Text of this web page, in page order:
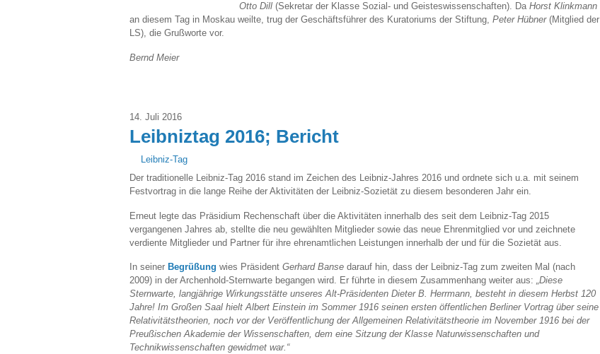
Otto Dill (Sekretar der Klasse Sozial- und Geisteswissenschaften). Da Horst Klinkmann
an diesem Tag in Moskau weilte, trug der Geschäftsführer des Kuratoriums der Stiftung, Peter Hübner(Mitglied der
LS), die Grußworte vor.
Bernd Meier
14. Juli 2016
Leibniztag 2016; Bericht
Leibniz-Tag
Der traditionelle Leibniz-Tag 2016 stand im Zeichen des Leibniz-Jahres 2016 und ordnete sich u.a. mit seinem
Festvortrag in die lange Reihe der Aktivitäten der Leibniz-Sozietät zu diesem besonderen Jahr ein.
Erneut legte das Präsidium Rechenschaft über die Aktivitäten innerhalb des seit dem Leibniz-Tag 2015
vergangenen Jahres ab, stellte die neu gewählten Mitglieder sowie das neue Ehrenmitglied vor und zeichnete
verdiente Mitglieder und Partner für ihre ehrenamtlichen Leistungen innerhalb der und für die Sozietät aus.
In seiner Begrüßung wies Präsident Gerhard Banse darauf hin, dass der Leibniz-Tag zum zweiten Mal (nach
2009) in der Archenhold-Sternwarte begangen wird. Er führte in diesem Zusammenhang weiter aus: „Diese
Sternwarte, langjährige Wirkungsstätte unseres Alt-Präsidenten Dieter B. Herrmann, besteht in diesem Herbst 120
Jahre! Im Großen Saal hielt Albert Einstein im Sommer 1916 seinen ersten öffentlichen Berliner Vortrag über seine
Relativitätstheorien, noch vor der Veröffentlichung der Allgemeinen Relativitätstheorie im November 1916 bei der
Preußischen Akademie der Wissenschaften, dem eine Sitzung der Klasse Naturwissenschaften und
Technikwissenschaften gewidmet war.“